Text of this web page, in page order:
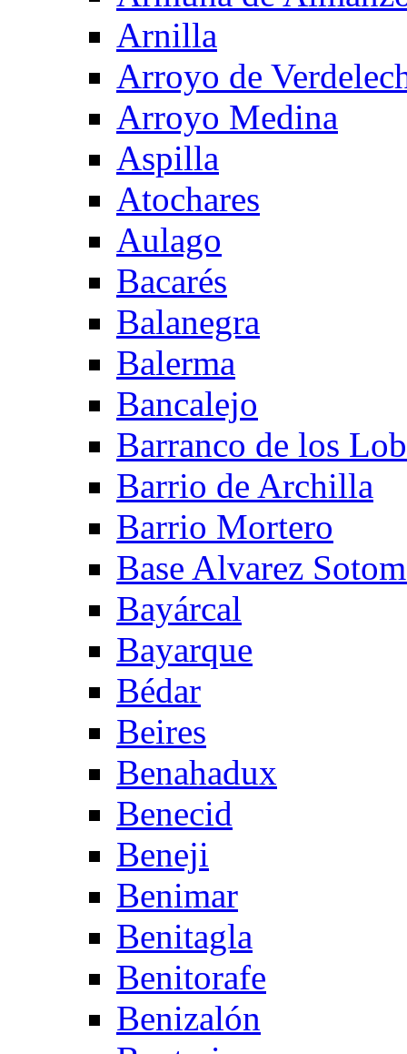
Arnilla
Arroyo de
Arroyo Medina
Aspilla
Atochares
Aulago
Bacarés
Balanegra
Balerma
Bancalejo
Barranco de los
Barrio de Archilla
Barrio Mortero
Base Alvarez
Bayárcal
Bayarque
Bédar
Beires
Benahadux
Benecid
Beneji
Benimar
Benitagla
Benitorafe
Benizalón